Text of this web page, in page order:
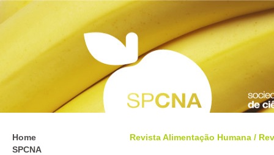
Home
SPCNA
Revista Alimentação Humana /